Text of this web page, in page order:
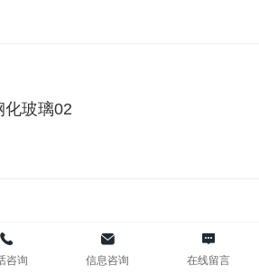
化玻璃02
学钢化玻璃
咨询 信息咨询 在线留言